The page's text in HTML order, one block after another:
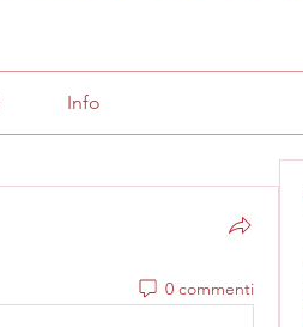
Info
0 commenti